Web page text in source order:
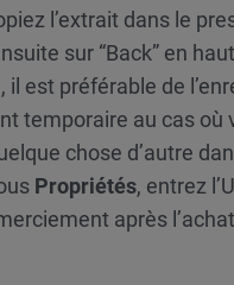
l’extrait dans le
sur “Back” en
il est préférable de
temporaire au cas où
chose d’autre
Propriétés, entrez
après